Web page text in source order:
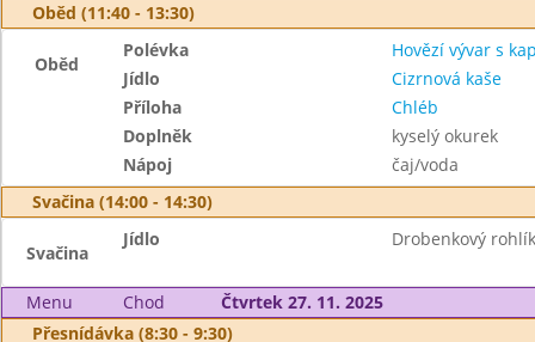
Oběd (11:40 - 13:30)
Oběd
Polévka
Hovězí vývar s
Jídlo
Cizrnová kaše
Příloha
Chléb
Doplněk
kyselý okurek
Nápoj
čaj/voda
Svačina (14:00 - 14:30)
Svačina
Jídlo Drobenkový
Menu Chod
Čtvrtek 27. 11. 2025
Přesnídávka (8:30 - 9:30)